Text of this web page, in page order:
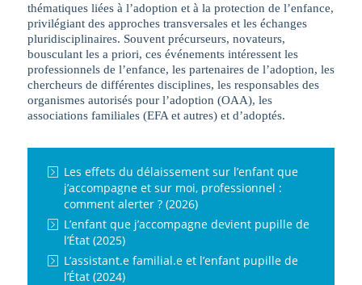
thématiques liées à l’adoption et à la protection de l’enfance,
privilégiant des approches transversales et les échanges
pluridisciplinaires. Souvent précurseurs, novateurs,
bousculant les a priori, ces événements intéressent les
professionnels de l’enfance, les partenaires de l’adoption, les
chercheurs de différentes disciplines, les responsables des
organismes autorisés pour l’adoption (OAA), les
associations familiales (EFA et autres) et d’adoptés.
Les effets du délaissement sur l’enfant que
j’accompagne et sur moi, professionnel :
comment alerter ? (2026)
L’enfant que j’accompagne devient pupille de
l’État (2025)
L’assistant.e familial.e et l’enfant pupille de
l’État (2024)